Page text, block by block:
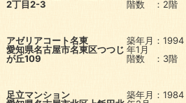
2丁目2-3
階数 ：2階
アゼリアコート名東
愛知県名古屋市名東区つつじ
が丘109
築年月：1994
年1月
階数 ：3階
足立マンション
築年月：1984